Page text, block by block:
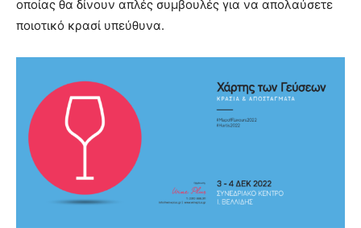
οποίας θα δίνουν απλές συμβουλές για να απολαύσετε
ποιοτικό κρασί υπεύθυνα.